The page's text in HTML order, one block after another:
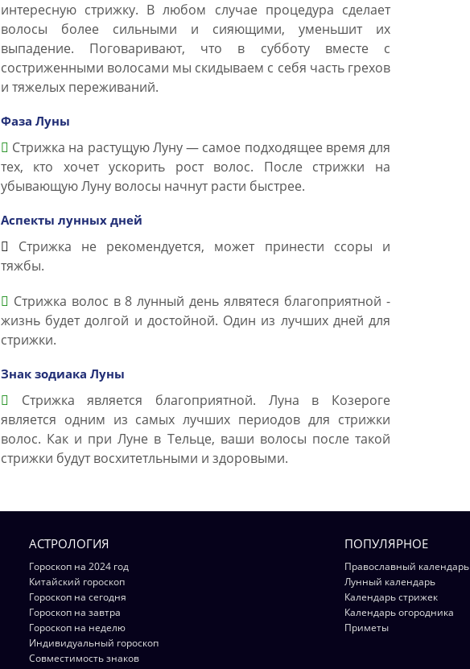
интересную стрижку. В любом случае процедура сделает
волосы более сильными и сияющими, уменьшит их
выпадение. Поговаривают, что в субботу вместе с
состриженными волосами мы скидываем с себя часть грехов
и тяжелых переживаний.
Фаза Луны
Стрижка на растущую Луну — самое подходящее время для
тех, кто хочет ускорить рост волос. После стрижки на
убывающую Луну волосы начнут расти быстрее.
Аспекты лунных дней
Стрижка не рекомендуется, может принести ссоры и
тяжбы.
Стрижка волос в 8 лунный день ялвятеся благоприятной -
жизнь будет долгой и достойной. Один из лучших дней для
стрижки.
Знак зодиака Луны
Стрижка является благоприятной. Луна в Козероге
является одним из самых лучших периодов для стрижки
волос. Как и при Луне в Тельце, ваши волосы после такой
стрижки будут восхитетльными и здоровыми.
АСТРОЛОГИЯ
Гороскоп на 2024 год
Китайский гороскоп
Гороскоп на сегодня
Гороскоп на завтра
Гороскоп на неделю
Индивидуальный гороскоп
Совместимость знаков
ПОПУЛЯРНОЕ
Православный календарь
Лунный календарь
Календарь стрижек
Календарь огородника
Приметы